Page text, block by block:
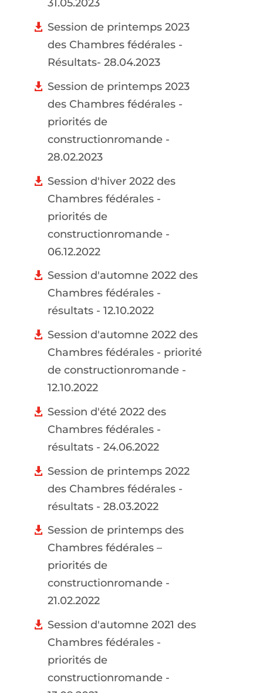
31.05.2023
Session de printemps 2023
des Chambres fédérales -
Résultats- 28.04.2023
Session de printemps 2023
des Chambres fédérales -
priorités de
constructionromande -
28.02.2023
Session d'hiver 2022 des
Chambres fédérales -
priorités de
constructionromande -
06.12.2022
Session d'automne 2022 des
Chambres fédérales -
résultats - 12.10.2022
Session d'automne 2022 des
Chambres fédérales - priorité
de constructionromande -
12.10.2022
Session d'été 2022 des
Chambres fédérales -
résultats - 24.06.2022
Session de printemps 2022
des Chambres fédérales -
résultats - 28.03.2022
Session de printemps des
Chambres fédérales –
priorités de
constructionromande -
21.02.2022
Session d'automne 2021 des
Chambres fédérales -
priorités de
constructionromande -